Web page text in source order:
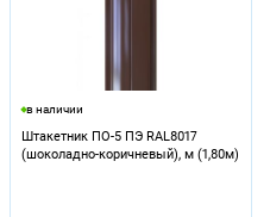
в наличии
Штакетник ПО-5 ПЭ RAL8017
(шоколадно-коричневый), м (1,80м)